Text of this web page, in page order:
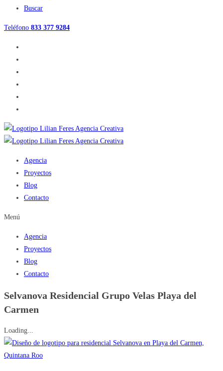
Buscar
Teléfono 833 377 9284
Agencia
Proyectos
Blog
Contacto
Menú
Agencia
Proyectos
Blog
Contacto
Selvanova Residencial Grupo Velas Playa del
Carmen
Loading...